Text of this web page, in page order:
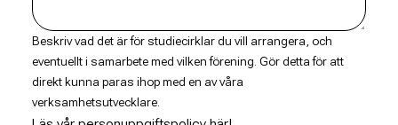
Beskriv vad det är för studiecirklar du vill arrangera, och
eventuellt i samarbete med vilken förening. Gör detta för att
direkt kunna paras ihop med en av våra
verksamhetsutvecklare.